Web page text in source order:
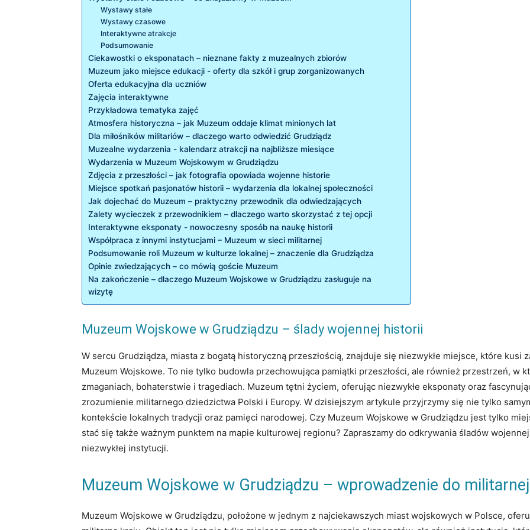
Wystawy ⁤stałe
Wystawy czasowe
Interaktywne atrakcje
Podsumowanie
Ciekawostki ‌o⁣ eksponatach – ⁣nieznane fakty z muzealnych zbiorów
Muzeum jako miejsce edukacji ⁤- oferty dla szkół i grup zorganizowanych
Oferta edukacyjna ⁤dla uczniów
Zajęcia interaktywne
Przykładowa tematyka zajęć
Atmosfera historyczna – jak Muzeum​ oddaje‍ klimat ⁢minionych​ lat
Dla miłośników militariów – dlaczego warto ​odwiedzić Grudziądz
Muzealne wydarzenia -⁣ kalendarz⁤ atrakcji na ⁢najbliższe miesiące
Wydarzenia ⁢w Muzeum Wojskowym ⁤w Grudziądzu
Zdjęcia z⁢ przeszłości – jak⁤ fotografia‌ opowiada ‍wojenne‍ historie
Miejsce spotkań pasjonatów​ historii⁢ – wydarzenia dla lokalnej społeczności
Jak dojechać do ​Muzeum – praktyczny przewodnik dla odwiedzających
Zalety ​wycieczek z przewodnikiem – dlaczego warto skorzystać z tej‍ opcji
Interaktywne eksponaty -‌ nowoczesny sposób na naukę ⁤historii
Współpraca z innymi ‌instytucjami⁢ – Muzeum⁤ w ⁣sieci militarnej
Podsumowanie roli Muzeum w kulturze ​lokalnej – znaczenie dla Grudziądza
Opinie⁣ zwiedzających – co mówią⁢ goście ⁣Muzeum
Na zakończenie⁣ – ⁢dlaczego‌ Muzeum⁢ Wojskowe w Grudziądzu zasługuje⁣ na
wizytę
Muzeum Wojskowe w Grudziądzu – ślady wojennej‌ historii
W sercu Grudziądza, miasta z⁣ bogatą historyczną przeszłością, znajduje się niezwykłe ⁣miejsce, które‌
Muzeum Wojskowe. To nie tylko budowla przechowująca pamiątki przeszłości, ale również przestrzeń, ‍w
zmaganiach, bohaterstwie i tragediach. ⁣Muzeum tętni życiem, oferując niezwykłe eksponaty oraz
zrozumienie militarnego dziedzictwa Polski i Europy. W dzisiejszym artykule przyjrzymy się nie ‌tylko⁣
kontekście lokalnych‌ tradycji oraz pamięci‌ narodowej. Czy Muzeum Wojskowe w Grudziądzu jest tylko
stać się także ważnym punktem na mapie kulturowej regionu? Zapraszamy⁣ do ‍odkrywania śladów
niezwykłej instytucji.
Muzeum Wojskowe w Grudziądzu‌ – wprowadzenie ‍do
Muzeum Wojskowe w⁣ Grudziądzu,​ położone⁤ w jednym z najciekawszych‍ miast‌ wojskowych w Polsce,⁢